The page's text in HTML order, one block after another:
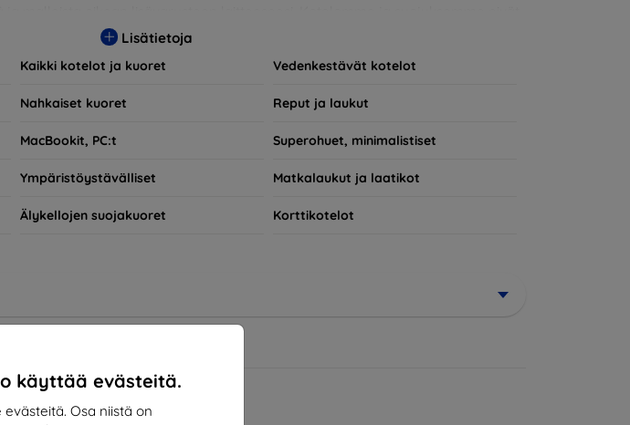
käyttää evästeitä.
Osa niistä on
joten ne ovat olennainen osa jokapäiväistä asuasi. Tekniikan ystäville
olemme täällä sinua varten.
Lisätietoja
Kaikki kotelot ja kuoret Vedenkestävät kotelot
Nahkaiset kuoret Reput ja laukut
MacBookit, PC:t Superohuet, minimalistiset
Ympäristöystävälliset Matkalaukut ja laatikot
Älykellojen suojakuoret Korttikotelot